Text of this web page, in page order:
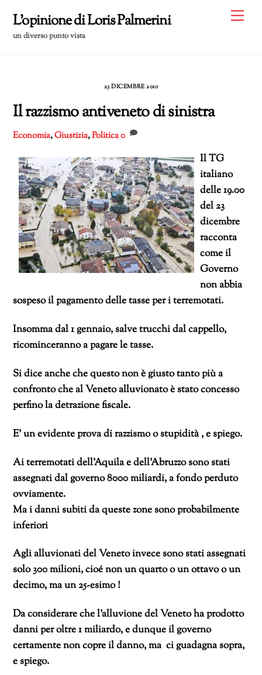
content
L'opinione di Loris Palmerini
un diverso punto vista
23 DICEMBRE 2010
Il razzismo antiveneto di sinistra
Economia,Giustizia,Politica0
Il TG
italiano
delle 19.00
del 23
dicembre
racconta
come il
Governo
non abbia
sospeso il pagamento delle tasse per i terremotati.
Insomma dal 1 gennaio, salve trucchi dal cappello,
ricominceranno a pagare le tasse.
Si dice anche che questo non è giusto tanto più a
confronto che al Veneto alluvionato è stato concesso
perfino la detrazione fiscale.
E’ un evidente prova di razzismo o stupidità , e spiego.
Ai terremotati dell’Aquila e dell’Abruzzo sono stati
assegnati dal governo 8000 miliardi, a fondo perduto
ovviamente.
Ma i danni subiti da queste zone sono probabilmente
inferiori
Agli alluvionati del Veneto invece sono stati assegnati
solo 300 milioni, cioé non un quarto o un ottavo o un
decimo, ma un 25-esimo !
Da considerare che l’alluvione del Veneto ha prodotto
danni per oltre 1 miliardo, e dunque il governo
certamente non copre il danno, ma ci guadagna sopra,
e spiego.